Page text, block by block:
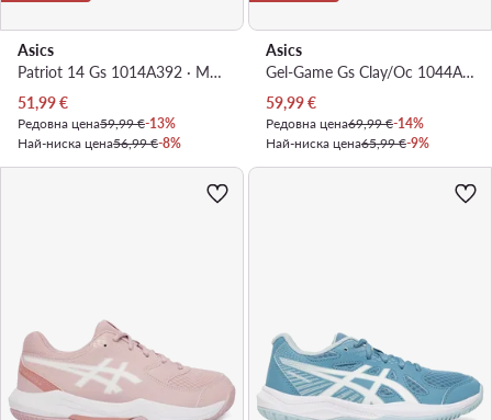
Asics
Patriot 14 Gs 1014A392 · Маратонки за бягане
Актуална цена
51,99€
Редовна цена59,99 €-13%
Най-ниска цена56,99 €-8%
Asics
Gel-Game Gs Clay/Oc 1044A082 · Обувки за тенис
Актуална цена
59,99€
Редовна цена69,99 €-14%
Най-ниска цена65,99 €-9%